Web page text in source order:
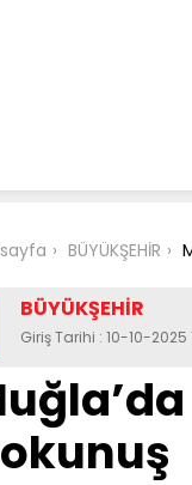
BÜYÜKŞEHİR
BÜYÜKŞEHİR
Giriş Tarihi : 10-10-2025